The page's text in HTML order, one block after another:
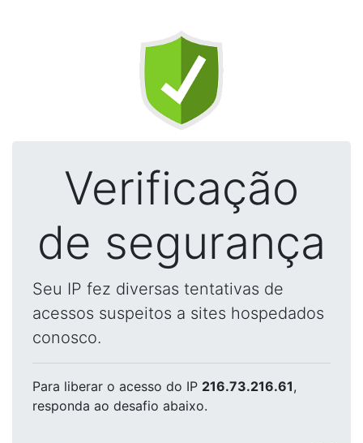
Verificação
de segurança
Seu IP fez diversas tentativas de
acessos suspeitos a sites hospedados
conosco.
Para liberar o acesso do IP 216.73.216.61,
responda ao desafio abaixo.